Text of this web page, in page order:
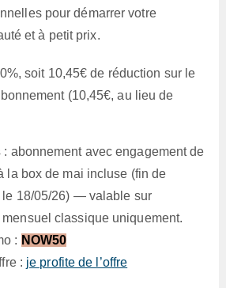
pour démarrer votre
et à petit prix.
soit 10,45€ de réduction sur le
(10,45€, au lieu de
abonnement avec engagement de
la box de mai incluse (fin de
le 18/05/26) — valable sur
mensuel classique uniquement.
: NOW50
: je profite de l’offre